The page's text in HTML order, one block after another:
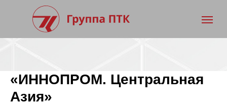
«ИННОПРОМ. Центральная
Азия»